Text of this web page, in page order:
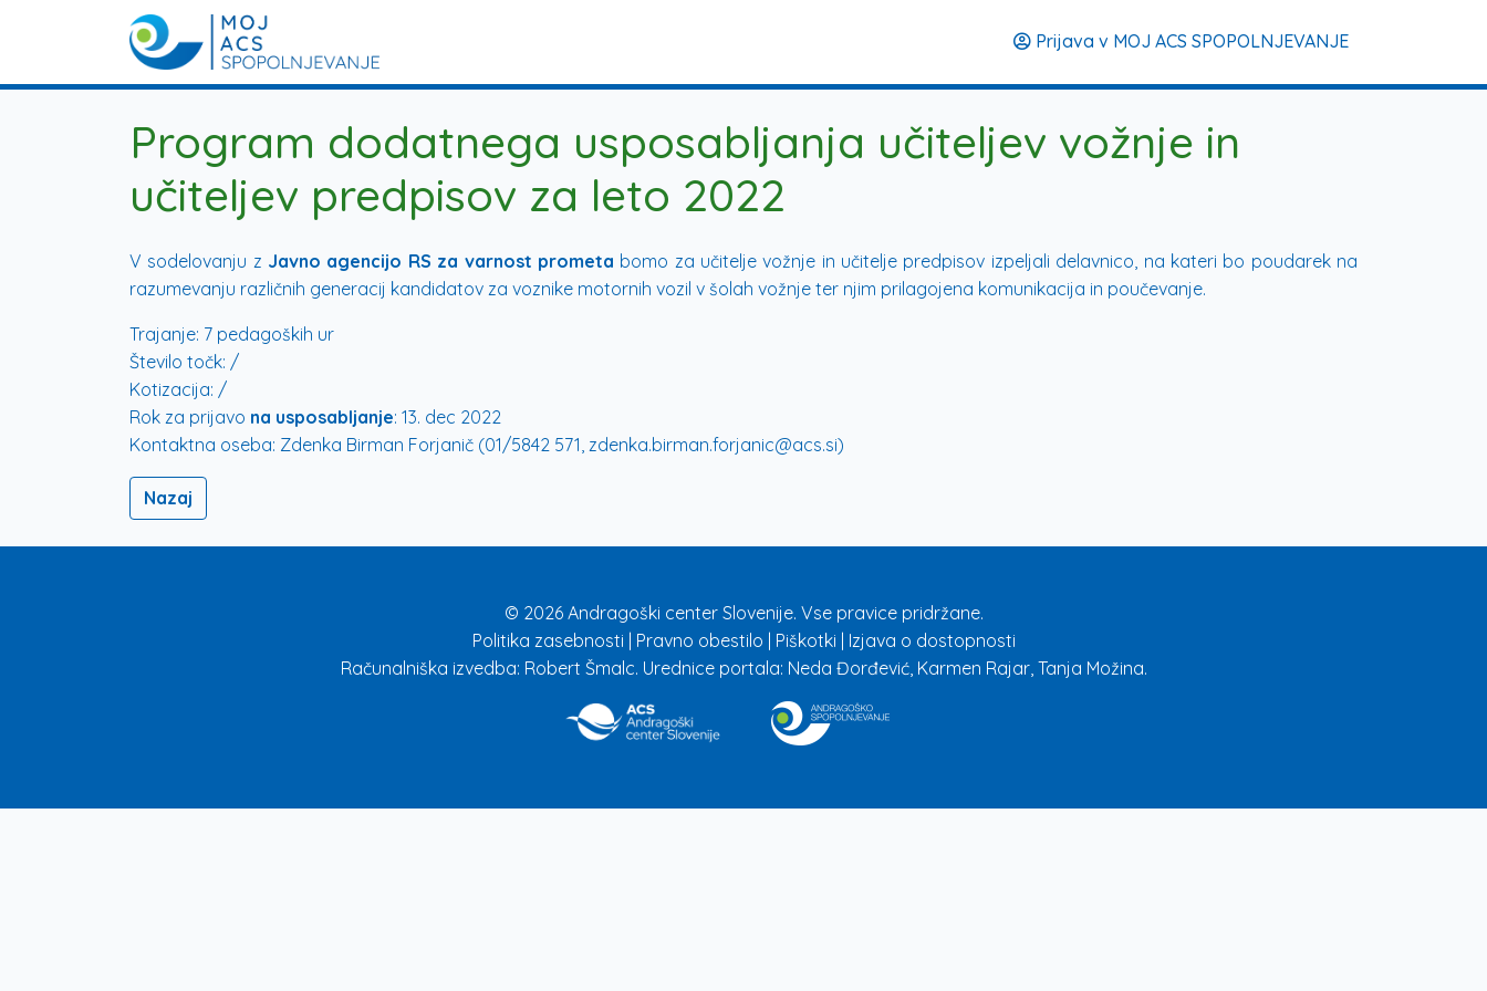
Prijava v MOJ ACS SPOPOLNJEVANJE
Program dodatnega usposabljanja učiteljev vožnje in
učiteljev predpisov za leto 2022
V sodelovanju z Javno agencijo RS za varnost prometa bomo za učitelje vožnje in učitelje predpisov izpeljali delavnico, na kateri bo poudarek na
razumevanju različnih generacij kandidatov za voznike motornih vozil v šolah vožnje ter njim prilagojena komunikacija in poučevanje.
Trajanje: 7 pedagoških ur
Število točk: /
Kotizacija: /
Rok za prijavo na usposabljanje: 13. dec 2022
Kontaktna oseba: Zdenka Birman Forjanič (01/5842 571, zdenka.birman.forjanic@acs.si)
Nazaj
© 2026 Andragoški center Slovenije. Vse pravice pridržane.
Politika zasebnosti
Pravno obestilo Piškotki
Izjava o dostopnosti
Računalniška izvedba: Robert Šmalc. Urednice portala: Neda Đorđević, Karmen Rajar, Tanja Možina.